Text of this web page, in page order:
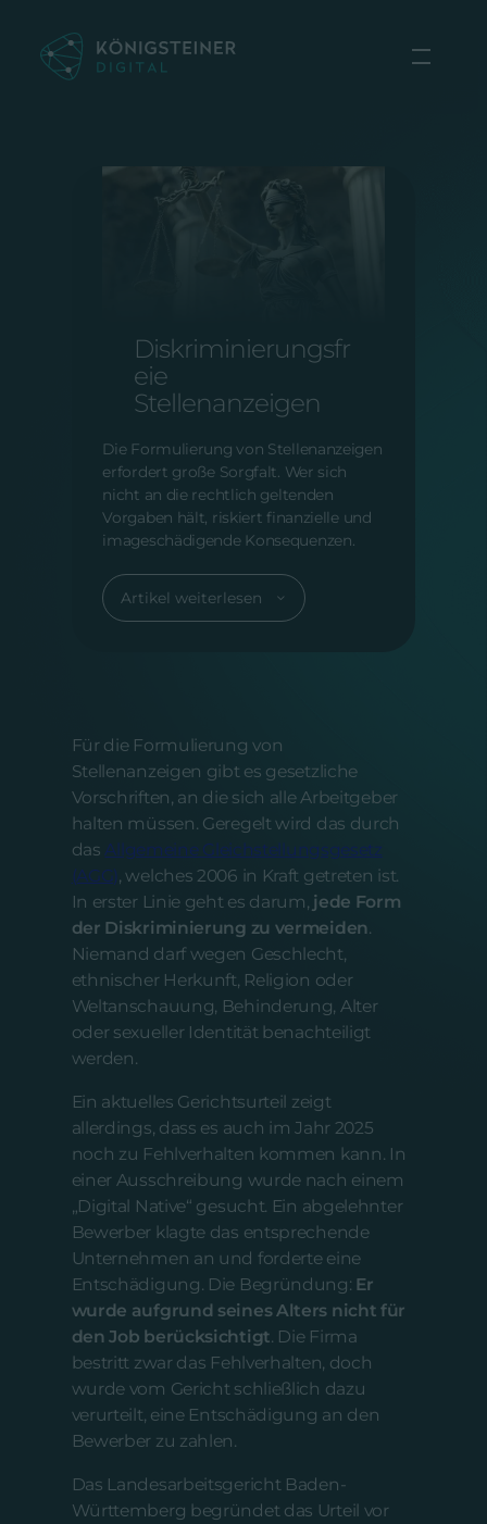
Inhalt
springen
Diskriminierungsfr
eie
Stellenanzeigen
Die Formulierung von Stellenanzeigen
erfordert große Sorgfalt. Wer sich
nicht an die rechtlich geltenden
Vorgaben hält, riskiert finanzielle und
imageschädigende Konsequenzen.
Artikel weiterlesen
Für die Formulierung von
Stellenanzeigen gibt es gesetzliche
Vorschriften, an die sich alle Arbeitgeber
halten müssen. Geregelt wird das durch
dasAllgemeine Gleichstellungsgesetz
(AGG), welches 2006 in Kraft getreten ist.
In erster Linie geht es darum, jede Form
der Diskriminierung zu vermeiden.
Niemand darf wegen Geschlecht,
ethnischer Herkunft, Religion oder
Weltanschauung, Behinderung, Alter
oder sexueller Identität benachteiligt
werden.
Ein aktuelles Gerichtsurteil zeigt
allerdings, dass es auch im Jahr 2025
noch zu Fehlverhalten kommen kann. In
einer Ausschreibung wurde nach einem
„Digital Native“ gesucht. Ein abgelehnter
Bewerber klagte das entsprechende
Unternehmen an und forderte eine
Entschädigung. Die Begründung: Er
wurde aufgrund seines Alters nicht für
den Job berücksichtigt. Die Firma
bestritt zwar das Fehlverhalten, doch
wurde vom Gericht schließlich dazu
verurteilt, eine Entschädigung an den
Bewerber zu zahlen.
Das Landesarbeitsgericht Baden-
Württemberg begründet das Urteil vor